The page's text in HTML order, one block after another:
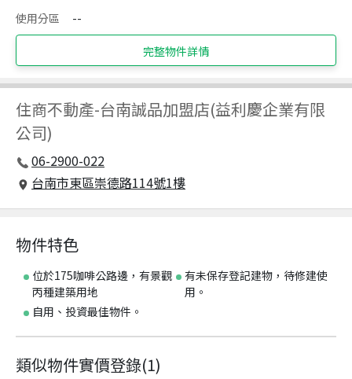
使用分區
--
完整物件詳情
住商不動產-台南誠品加盟店(益利慶企業有限
公司)
06-2900-022
台南市東區崇德路114號1樓
物件特色
位於175咖啡公路邊，有景觀
丙種建築用地
有未保存登記建物，待修建使
用。
自用、投資最佳物件。
類似物件實價登錄(1)